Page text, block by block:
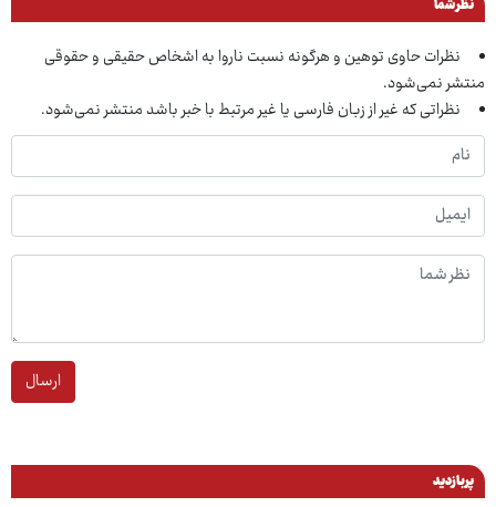
نظر شما
نظرات حاوی توهین و هرگونه نسبت ناروا به اشخاص حقیقی و حقوقی
منتشر نمی‌شود.
نظراتی که غیر از زبان فارسی یا غیر مرتبط با خبر باشد منتشر نمی‌شود.
ارسال
پربازدید